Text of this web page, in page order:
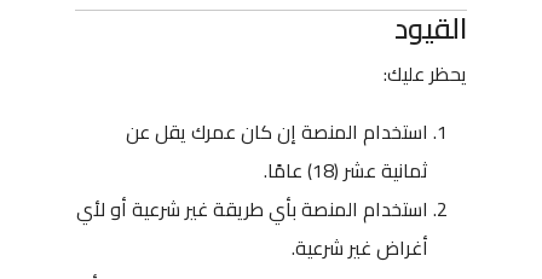
القيود
يحظر عليك:
استخدام المنصة إن كان عمرك يقل عن
ثمانية عشر (18) عامًا.
استخدام المنصة بأي طريقة غير شرعية أو لأي
أغراض غير شرعية.